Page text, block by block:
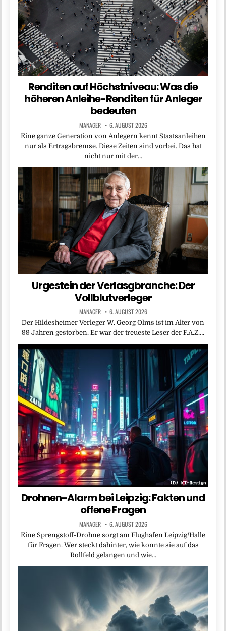
Renditen auf Höchstniveau: Was die
höheren Anleihe-Renditen für Anleger
bedeuten
MANAGER 6. AUGUST 2026
Eine ganze Generation von Anlegern kennt Staatsanleihen
nur als Ertragsbremse. Diese Zeiten sind vorbei. Das hat
nicht nur mit der…
Urgestein der Verlasgbranche: Der
Vollblutverleger
MANAGER 6. AUGUST 2026
Der Hildesheimer Verleger W. Georg Olms ist im Alter von
99 Jahren gestorben. Er war der treueste Leser der F.A.Z….
Drohnen-Alarm bei Leipzig: Fakten und
offene Fragen
MANAGER 6. AUGUST 2026
Eine Sprengstoff-Drohne sorgt am Flughafen Leipzig/Halle
für Fragen. Wer steckt dahinter, wie konnte sie auf das
Rollfeld gelangen und wie…